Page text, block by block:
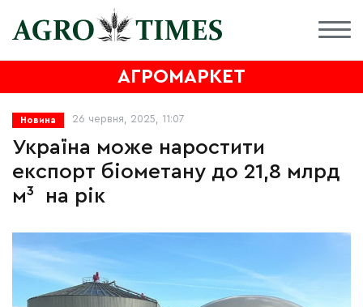
АГРОМАРКЕТ
Новина 26 червня, 2025, 11:07
Україна може наростити
експорт біометану до 21,8 млрд
м³ на рік